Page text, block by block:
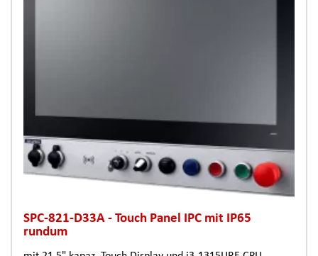
SPC-821-D33A - Touch Panel IPC mit IP65
rundum